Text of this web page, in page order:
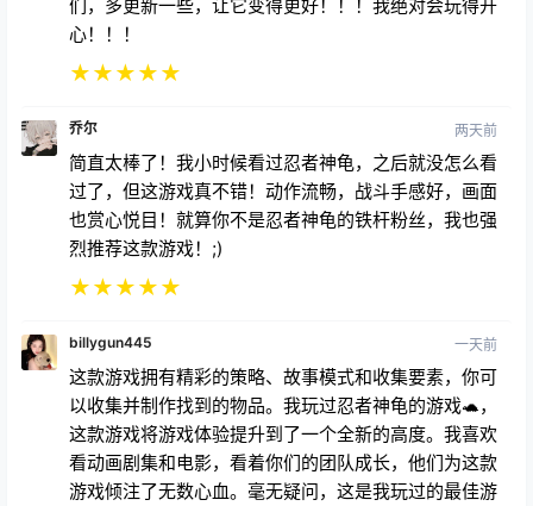
们，多更新一些，让它变得更好！！！我绝对会玩得开
心！！！
★★★★★
乔尔 两天前
简直太棒了！我小时候看过忍者神龟，之后就没怎么看
过了，但这游戏真不错！动作流畅，战斗手感好，画面
也赏心悦目！就算你不是忍者神龟的铁杆粉丝，我也强
烈推荐这款游戏！;)
★★★★★
billygun445 一天前
这款游戏拥有精彩的策略、故事模式和收集要素，你可
以收集并制作找到的物品。我玩过忍者神龟的游戏🐢，
这款游戏将游戏体验提升到了一个全新的高度。我喜欢
看动画剧集和电影，看着你们的团队成长，他们为这款
游戏倾注了无数心血。毫无疑问，这是我玩过的最佳游